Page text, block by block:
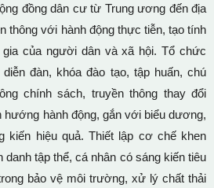
đồng dân cư từ Trung ương đến địa
thông với hành động thực tiễn, tạo tính
của người dân và xã hội. Tổ chức
đàn, khóa đào tạo, tập huấn, chú
chính sách, truyền thông thay đổi
hướng hành động, gắn với biểu dương,
kiến hiệu quả. Thiết lập cơ chế khen
tập thể, cá nhân có sáng kiến tiêu
bảo vệ môi trường, xử lý chất thải